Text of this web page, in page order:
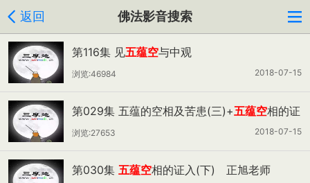
返回 佛法影音搜索
第116集 见五蕴空与中观
2018-07-15
浏览:46984
第029集 五蕴的空相及苦患(三)+五蕴空相的证
入(上) 正旭老师
2018-07-15
浏览:27653
第030集 五蕴空相的证入(下) 正旭老师